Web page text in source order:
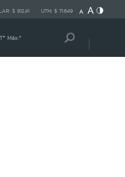
$ 912,41 UTM: $ 71.649
Tª Máx:º